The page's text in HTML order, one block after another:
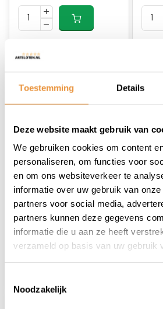
Toestemming Details
Deze website maakt gebruik van
We gebruiken cookies om content
personaliseren, om functies voor
en om ons websiteverkeer te
informatie over uw gebruik van
partners voor social media,
partners kunnen deze gegevens
informatie die u aan ze heeft
verzameld op basis van uw gebruik
Noodzakelijk
(0)
REPSOL smeermiddel
olie 2t
Op voorraad
6,95